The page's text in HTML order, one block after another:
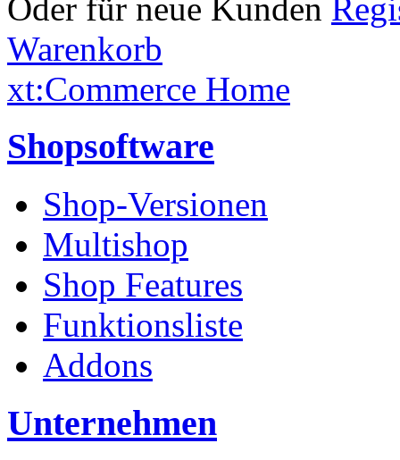
Oder für neue Kunden
Warenkorb
xt:Commerce Home
Shopsoftware
Shop-Versionen
Multishop
Shop Features
Funktionsliste
Addons
Unternehmen